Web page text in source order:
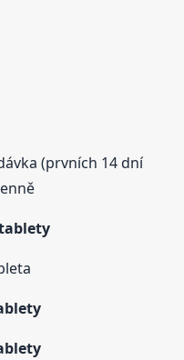
(prvních 14 dní